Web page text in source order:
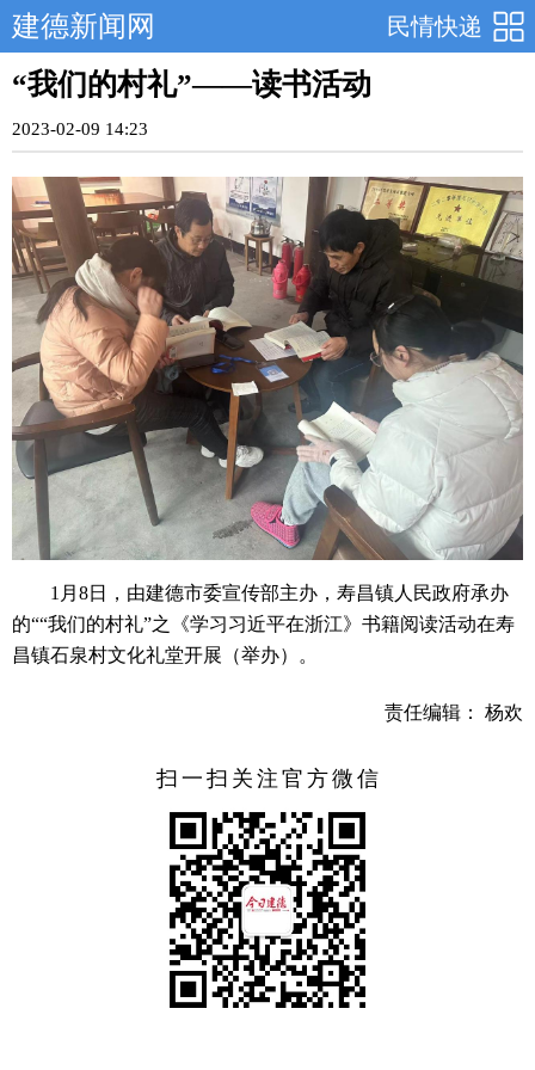
民情快递
建德新闻网
“我们的村礼”——读书活动
2023-02-09 14:23
1月8日，由建德市委宣传部主办，寿昌镇人民政府承办
的““我们的村礼”之《学习习近平在浙江》书籍阅读活动在寿
昌镇石泉村文化礼堂开展（举办）。
责任编辑： 杨欢
扫一扫关注官方微信